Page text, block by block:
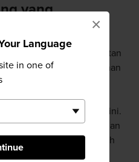
Language
in one of
×
yang
di sisi Gn. Atago. Hutan
mempertegas bangunan
putih cerah. Namun,
gugur untuk foto
untuk kompleks ini.
dingin ketika salju dan
Myooin yang merah